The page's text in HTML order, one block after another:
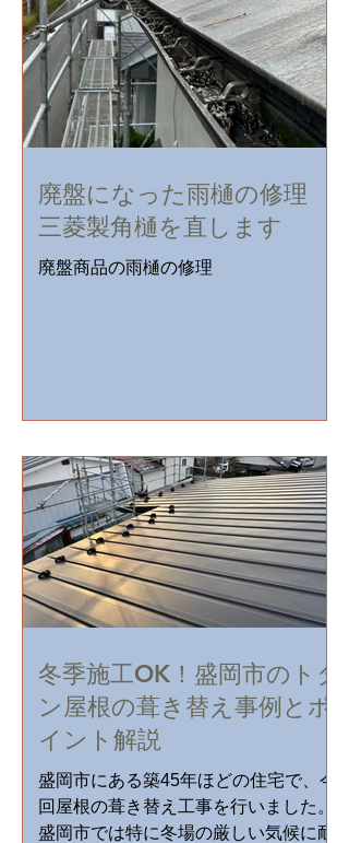
ならではのスピードと低価格で解決し
ます。現地調査・見積り無料。
廃盤になった雨樋の修理
三菱製角樋を直します
廃盤商品の雨樋の修理
冬季施工OK！盛岡市のトタ
ン屋根の葺き替え事例とポ
イント解説
盛岡市にある築45年ほどの住宅で、今
回屋根の葺き替え工事を行いました。
盛岡市では特に冬場の厳しい気候に耐